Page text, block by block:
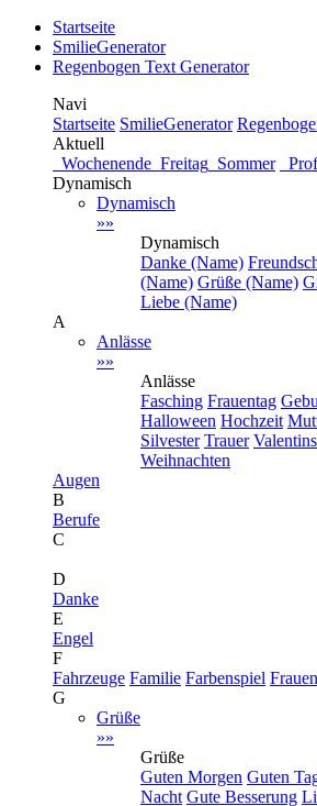
Startseite
SmilieGenerator
Regenbogen Text Generator
Navi
Startseite SmilieGenerator
Aktuell
Wochenende Freitag Sommer
Dynamisch
Dynamisch
»»
Dynamisch
Danke (Name)
(Name) Grüße (Name)
Liebe (Name)
A
Anlässe
»»
Anlässe
Fasching Frauentag
Halloween Hochzeit
Silvester Trauer
Weihnachten
Augen
B
Berufe
C
D
Danke
E
Engel
F
Fahrzeuge Familie Farbenspiel Frauen
G
Grüße
»»
Grüße
Guten Morgen Guten
Nacht Gute Besserung